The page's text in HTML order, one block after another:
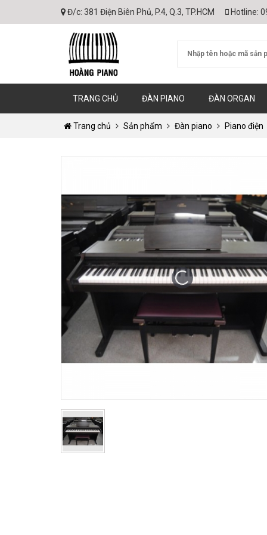
Đ/c: 381 Điện Biên Phủ, P.4, Q.3, TP.HCM Hotline:
TRANG CHỦ ĐÀN PIANO ĐÀN ORGAN
Trang chủ Sản phẩm Đàn piano Piano điện